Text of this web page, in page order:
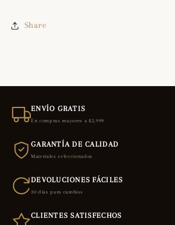
Share
ENVÍO GRATIS
En compras mayores a $2,999
GARANTÍA DE CALIDAD
Materiales seleccionados
DEVOLUCIONES FÁCILES
30 días para cambios
CLIENTES SATISFECHOS